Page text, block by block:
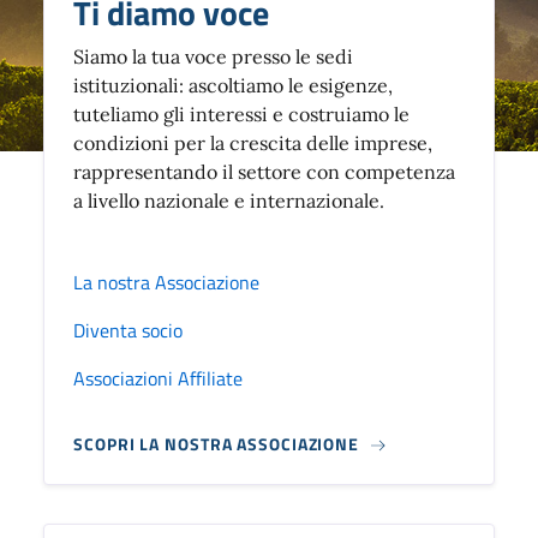
Ti diamo voce
Siamo la tua voce presso le sedi
istituzionali: ascoltiamo le esigenze,
tuteliamo gli interessi e costruiamo le
condizioni per la crescita delle imprese,
rappresentando il settore con competenza
a livello nazionale e internazionale.
La nostra Associazione
Diventa socio
Associazioni Affiliate
SCOPRI LA NOSTRA ASSOCIAZIONE